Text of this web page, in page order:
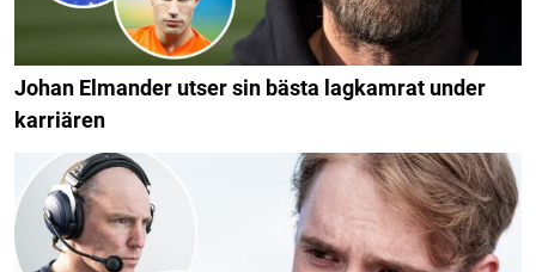
Johan Elmander utser sin bästa lagkamrat under
karriären